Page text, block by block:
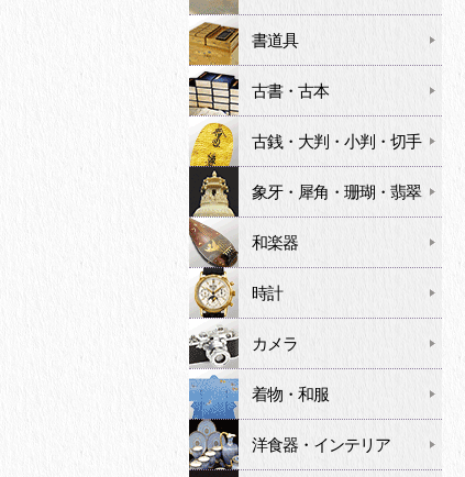
書道具
古書・古本
古銭・大判・小判・切手
象牙・犀角・珊瑚・翡翠
和楽器
時計
カメラ
着物・和服
洋食器・インテリア